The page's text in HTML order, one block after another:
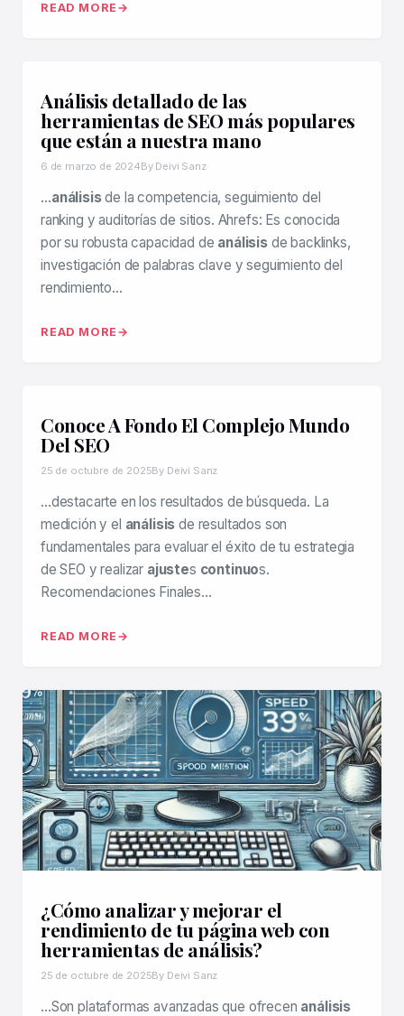
READ MORE
Análisis detallado de las
herramientas de SEO más populares
que están a nuestra mano
6 de marzo de 2024By Deivi Sanz
…análisisde la competencia, seguimiento del
ranking y auditorías de sitios. Ahrefs: Es conocida
por su robusta capacidad de análisisde backlinks,
investigación de palabras clave y seguimiento del
rendimiento…
READ MORE
Conoce A Fondo El Complejo Mundo
Del SEO
25 de octubre de 2025By Deivi Sanz
…destacarte en los resultados de búsqueda. La
medición y el análisis de resultados son
fundamentales para evaluar el éxito de tu estrategia
de SEO y realizar ajustes continuos.
Recomendaciones Finales…
READ MORE
¿Cómo analizar y mejorar el
rendimiento de tu página web con
herramientas de análisis?
25 de octubre de 2025By Deivi Sanz
…Son plataformas avanzadas que ofrecen análisis